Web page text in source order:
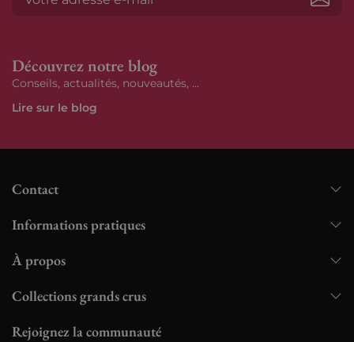
Découvrez notre blog
Conseils, actualités, nouveautés, ...
Lire sur le blog
Contact
Informations pratiques
À propos
Collections grands crus
Rejoignez la communauté